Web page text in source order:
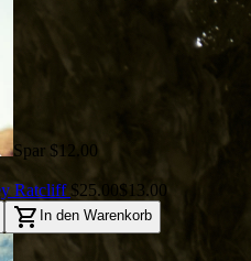
Spar $12.00
Ratcliff $25.00$13.00
shopping_cart In den Warenkorb